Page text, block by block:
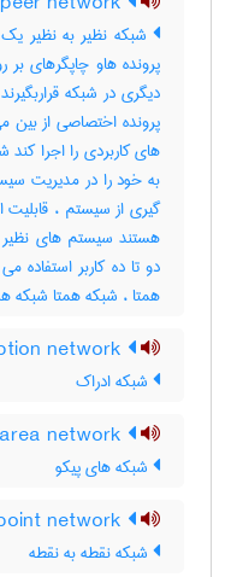
شبکه نظیر به نظیر
دیگری در شبکه
های کاربردی را اجرا
به خود را در مدیریت
گیری از سیستم ،
هستند سیستم های
دو تا ده کاربر
همتا ، شبکه همتا شبکه
شبکه ادراک
شبکه های پیکو
شبکه نقطه به نقطه